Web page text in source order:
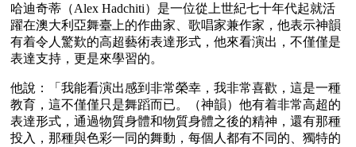
哈迪奇蒂（Alex Hadchiti）是一位從上世紀七十年代起就活
躍在澳大利亞舞臺上的作曲家、歌唱家兼作家，他表示神韻
有着令人驚歎的高超藝術表達形式，他來看演出，不僅僅是
表達支持，更是來學習的。
他說：「我能看演出感到非常榮幸，我非常喜歡，這是一種
教育，這不僅僅只是舞蹈而已。（神韻）他有着非常高超的
表達形式，通過物質身體和物質身體之後的精神，還有那種
投入，那種與色彩一同的舞動，每個人都有不同的、獨特的